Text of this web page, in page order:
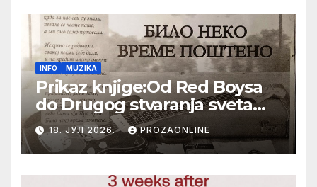
INFO MUZIKA
Prikaz knjige:Od Red Boysa
do Drugog stvaranja sveta
(bilo neko vreme pošteno)
(autor- Zlatomira Sremca,
Botoš 2022. godine,
samizdat)
18. ЈУЛ 2026. PROZAONLINE